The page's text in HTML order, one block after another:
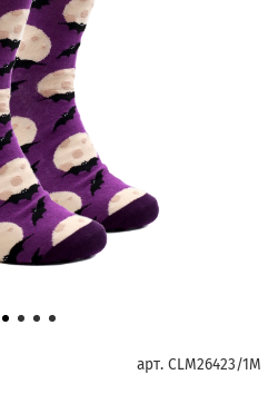
арт. CLM26423/1M